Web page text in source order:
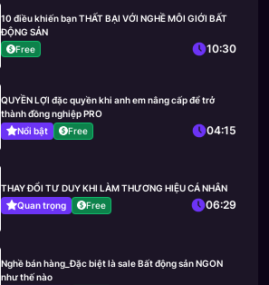
10 điều khiến bạn THẤT BẠI VỚI NGHỀ MÔI GIỚI BẤT
ĐỘNG SẢN
Free
10:30
QUYỀN LỢI đặc quyền khi anh em nâng cấp để trở
thành đồng nghiệp PRO
Nổi bật
Free 04:15
THAY ĐỔI TƯ DUY KHI LÀM THƯƠNG HIỆU CÁ NHÂN
Quan trọng
Free 06:29
Nghề bán hàng_Đặc biệt là sale Bất động sản NGON
như thế nào